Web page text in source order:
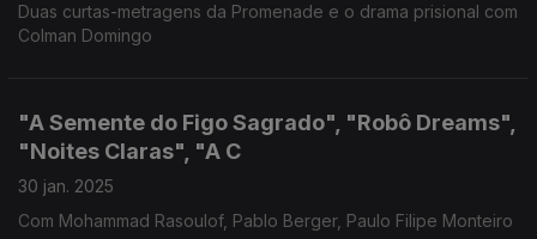
Duas curtas-metragens da Promenade e o drama prisional com
Colman Domingo
"A Semente do Figo Sagrado", "Robô Dreams",
"Noites Claras", "A C
30 jan. 2025
Com Mohammad Rasoulof, Pablo Berger, Paulo Filipe Monteiro